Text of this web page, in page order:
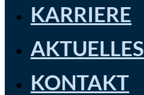
KARRIERE
AKTUELLES
KONTAKT